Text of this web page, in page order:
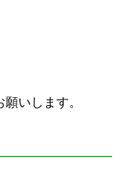
いします。